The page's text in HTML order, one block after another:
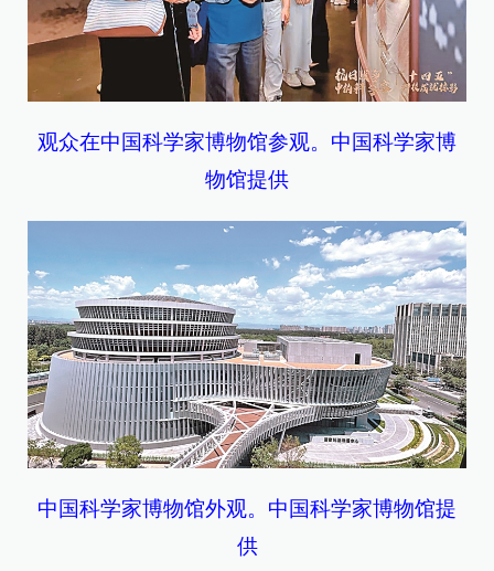
观众在中国科学家博物馆参观。中国科学家博
物馆提供
中国科学家博物馆外观。中国科学家博物馆提
供